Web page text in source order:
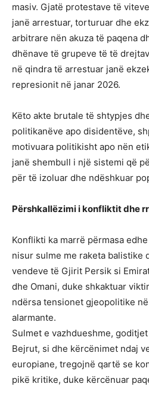
masiv. Gjatë protestave të
janë arrestuar, torturuar dhe
arbitrare nën akuza të paqena
dhënave të grupeve të të
në qindra të arrestuar janë
represionit në janar 2026.
Këto akte brutale të shtypjes
politikanëve apo disidentëve,
motivuara politikisht apo nën
janë shembull i një sistemi që
për të izoluar dhe ndëshkuar
Përshkallëzimi i konfliktit dhe
Konflikti ka marrë përmasa
nisur sulme me raketa balistike
vendeve të Gjirit Persik si
dhe Omani, duke shkaktuar
ndërsa tensionet gjeopolitike
alarmante.
Sulmet e vazhdueshme,
Bejrut, si dhe kërcënimet ndaj
europiane, tregojnë qartë se
pikë kritike, duke kërcënuar